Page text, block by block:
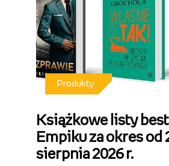
Produkty
Książkowe listy
Empiku za okres od
sierpnia 2026 r.